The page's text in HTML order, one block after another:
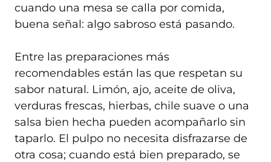
cuando una mesa se calla por comida,
buena señal: algo sabroso está pasando.
Entre las preparaciones más
recomendables están las que respetan su
sabor natural. Limón, ajo, aceite de oliva,
verduras frescas, hierbas, chile suave o una
salsa bien hecha pueden acompañarlo sin
taparlo. El pulpo no necesita disfrazarse de
otra cosa; cuando está bien preparado, se